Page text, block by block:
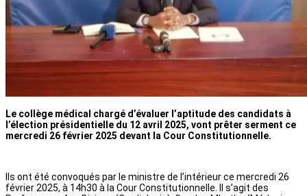
Le collège médical chargé d’évaluer l’aptitude des candidats à
l’élection présidentielle du 12 avril 2025, vont prêter serment ce
mercredi 26 février 2025 devant la Cour Constitutionnelle.
Ils ont été convoqués par le ministre de l’intérieur ce mercredi 26
février 2025, à 14h30 à la Cour Constitutionnelle. Il s’agit des